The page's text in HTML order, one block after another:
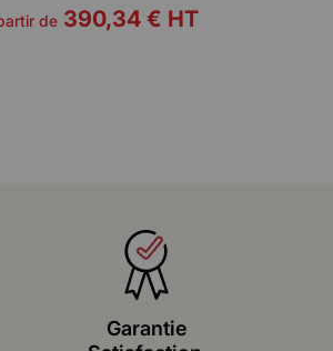
de 390,34 € HT
Garantie